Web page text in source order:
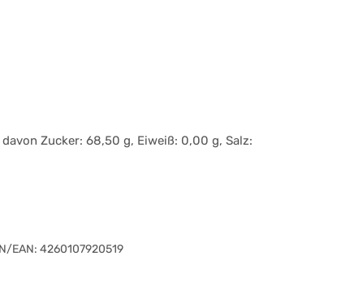
Zucker: 68,50 g, Eiweiß: 0,00 g, Salz:
EAN: 4260107920519